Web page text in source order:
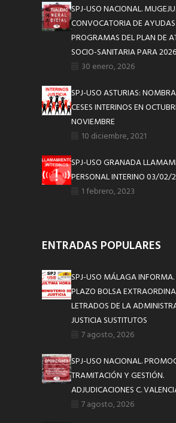
SPJ-USO NACIONAL. MUGEJU.
CONVOCATORIA DE
PROGRAMAS DEL PLAN DE
SOCIO-SANITARIA PARA
30 enero, 2026
SPJ-USO ASTURIAS:
CESES INTERINOS EN
NOVIEMBRE
10 diciembre, 2021
SPJ-USO GRANADA
PERSONAL INTERINO 03/02/
1 febrero, 2023
ENTRADAS POPULARES
SPJ-USO MÁLAGA
PLAZO BOLSA
LETRADOS DE LA
JUSTICIA SUSTITUTOS
7 agosto, 2026
SPJ-USO NACIONAL.
TRAMITACIÓN Y GESTIÓN.
ADJUDICACIONES C.
7 agosto, 2026